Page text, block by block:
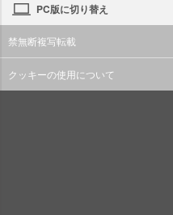
PC版に切り替え
禁無断複写転載
クッキーの使用について